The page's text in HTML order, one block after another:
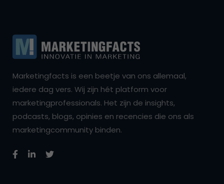
Marketingfacts is een beetje van ons allemaal,
iedere dag vers. Wij zijn hét platform voor
marketingprofessionals. Het zijn de insights,
podcasts, blogs, opinies en recencies die ons als
marketingcommunity binden.